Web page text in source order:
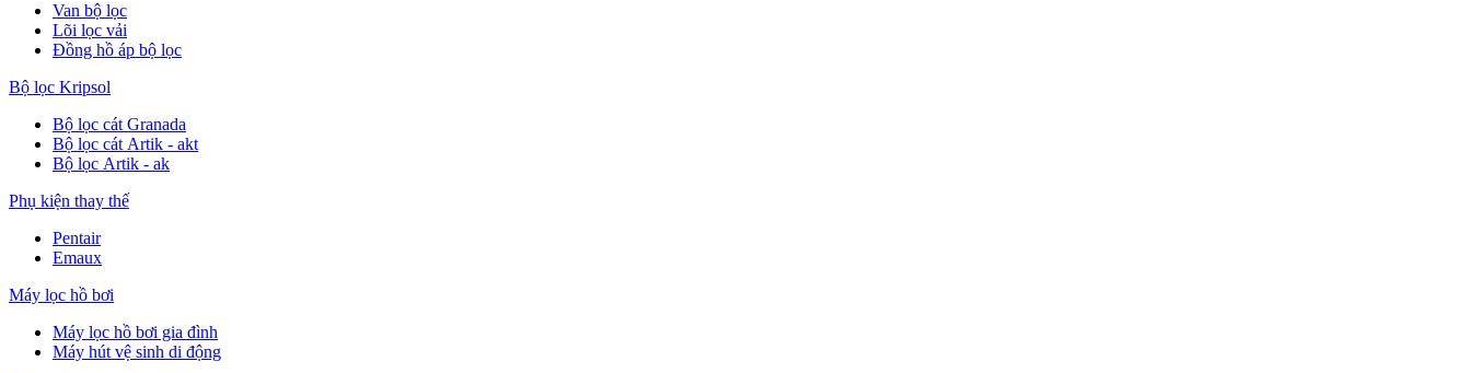
Van bộ lọc
Lõi lọc vải
Đồng hồ áp bộ lọc
Bộ lọc Kripsol
Bộ lọc cát Granada
Bộ lọc cát Artik - akt
Bộ lọc Artik - ak
Phụ kiện thay thế
Pentair
Emaux
Máy lọc hồ bơi
Máy lọc hồ bơi gia đình
Máy hút vệ sinh di động